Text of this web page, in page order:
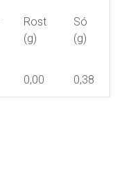
Rost
(g)
Só
(g)
0,00 0,38